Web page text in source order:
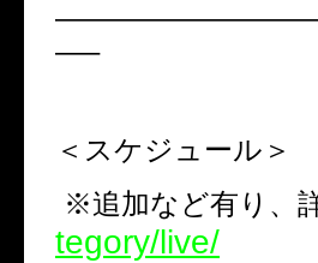
—–
＜スケジュール＞
※追加など有り、
tegory/live/